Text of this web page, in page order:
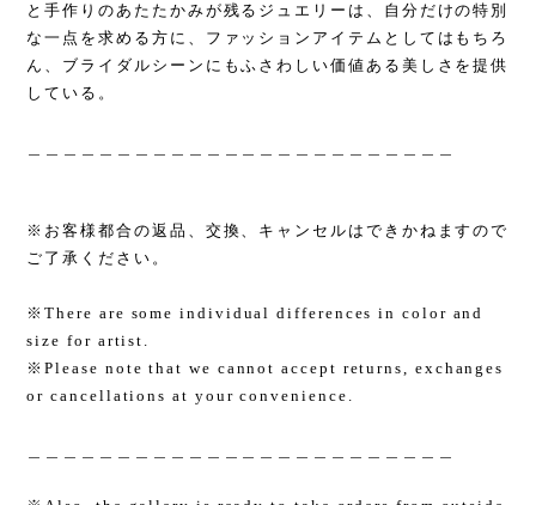
と手作りのあたたかみが残るジュエリーは、自分だけの特別
な一点を求める方に、ファッションアイテムとしてはもちろ
ん、ブライダルシーンにもふさわしい価値ある美しさを提供
している。
※お客様都合の返品、交換、キャンセルはできかねますので
ご了承ください。
※There are some individual differences in color and
size for artist.
※Please note that we cannot accept returns, exchanges
or cancellations at your convenience.